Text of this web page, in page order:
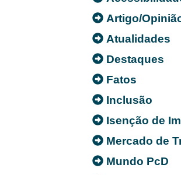
Artigo/
Atualidades
Destaques
Fatos
Inclusão
Isenção de
Mercado de
Mundo PcD